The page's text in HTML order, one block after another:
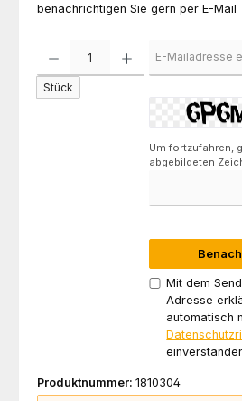
benachrichtigen Sie gern per E-Mail
Stück
Um fortzufahren,
abgebildeten
Mit dem
Adresse
automatisch
Produktnummer: 1810304